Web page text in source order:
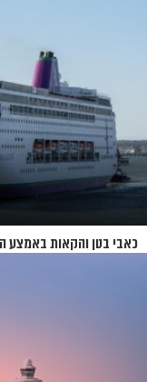
כאבי בטן והקאות באמצע